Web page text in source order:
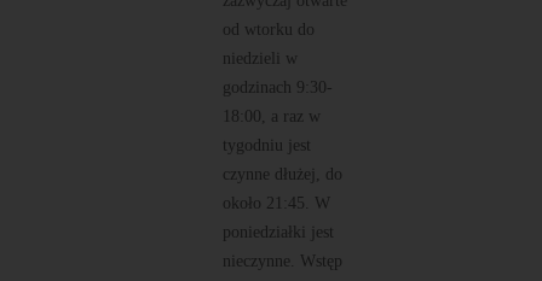
od wtorku do
niedzieli w
godzinach 9:30-
18:00, a raz w
tygodniu jest
czynne dłużej, do
około 21:45. W
poniedziałki jest
nieczynne. Wstęp